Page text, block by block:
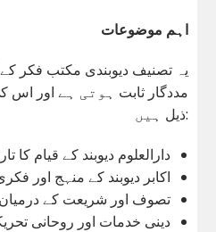
اہم موضوعات
یہ تصنیف دیوبندی مکتب فکر
مددگار ثابت ہوتی ہے اور
ذیل ہیں:
دارالعلوم دیوبند کے قیام کا
اکابر دیوبند کے منہج اور
تصوف اور شریعت کے درمیان
دینی خدمات اور روحانی